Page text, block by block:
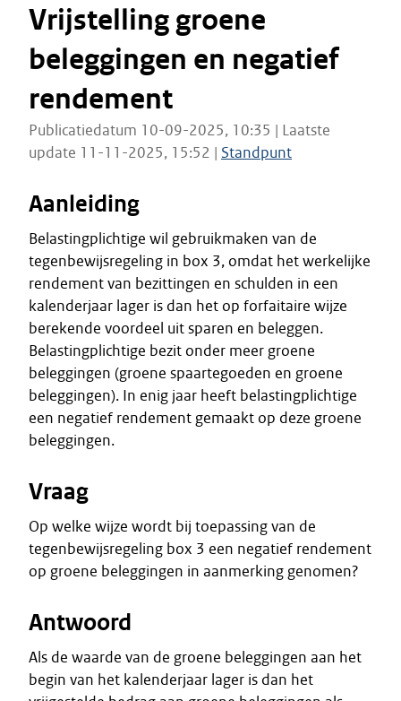
Vrijstelling groene
beleggingen en negatief
rendement
Publicatiedatum 10-09-2025, 10:35 | Laatste
update 11-11-2025, 15:52 | Standpunt
Aanleiding
Belastingplichtige wil gebruikmaken van de
tegenbewijsregeling in box 3, omdat het werkelijke
rendement van bezittingen en schulden in een
kalenderjaar lager is dan het op forfaitaire wijze
berekende voordeel uit sparen en beleggen.
Belastingplichtige bezit onder meer groene
beleggingen (groene spaartegoeden en groene
beleggingen). In enig jaar heeft belastingplichtige
een negatief rendement gemaakt op deze groene
beleggingen.
Vraag
Op welke wijze wordt bij toepassing van de
tegenbewijsregeling box 3 een negatief rendement
op groene beleggingen in aanmerking genomen?
Antwoord
Als de waarde van de groene beleggingen aan het
begin van het kalenderjaar lager is dan het